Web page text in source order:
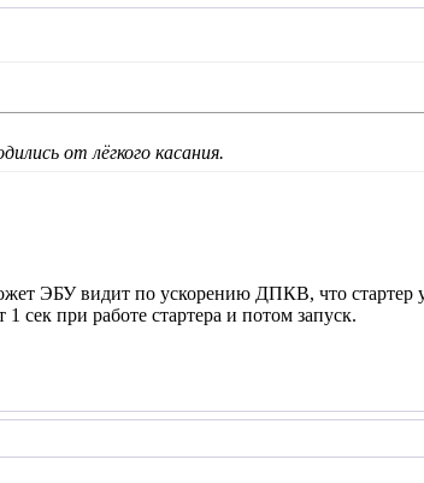
от лёгкого касания.
ЭБУ видит по ускорению ДПКВ, что стартер
сек при работе стартера и потом запуск.